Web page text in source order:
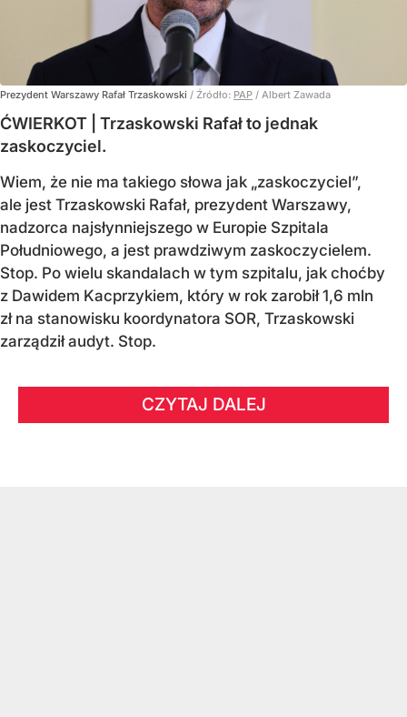
Prezydent Warszawy Rafał Trzaskowski / Źródło: PAP / Albert Zawada
ĆWIERKOT | Trzaskowski Rafał to jednak
zaskoczyciel.
Wiem, że nie ma takiego słowa jak „zaskoczyciel”,
ale jest Trzaskowski Rafał, prezydent Warszawy,
nadzorca najsłynniejszego w Europie Szpitala
Południowego, a jest prawdziwym zaskoczycielem.
Stop. Po wielu skandalach w tym szpitalu, jak choćby
z Dawidem Kacprzykiem, który w rok zarobił 1,6 mln
zł na stanowisku koordynatora SOR, Trzaskowski
zarządził audyt. Stop.
CZYTAJ DALEJ